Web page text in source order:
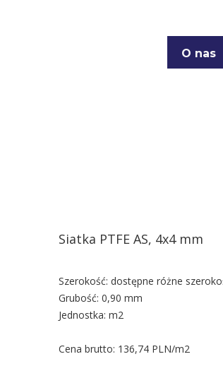
Szerokość: dostępne różne
Grubość: 0,90 mm
Jednostka: m2
Cena brutto: 136,74 PLN/m2
Siatka PTFE AS, 4x4 mm
O nas